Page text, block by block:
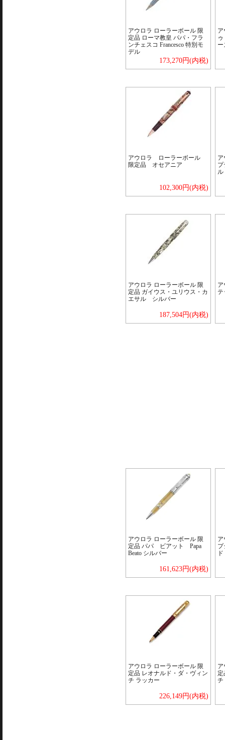
アウロラ ローラーボール 限
定品 ローマ教皇 パパ・フラ
ンチェスコ Francesco 特別モ
デル
173,270円(内税)
ア
ー
アウロラ ローラーボール
限定品 オセアニア
102,300円(内税)
ア
ル
アウロラ ローラーボール 限
定品 ガイウス・ユリウス・カ
エサル シルバー
187,504円(内税)
ア
テ
アウロラ ローラーボール 限
定品 パパ ビアット Papa
Beato シルバー
161,623円(内税)
ア
ド
アウロラ ローラーボール 限
定品 レオナルド・ダ・ヴィン
チ ラッカー
226,149円(内税)
ア
定
チ